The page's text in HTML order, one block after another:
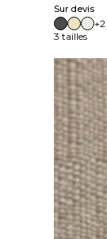
Sur devis
+2
3 tailles